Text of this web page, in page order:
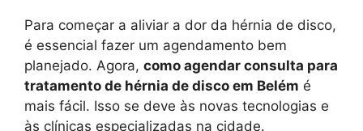
Para começar a aliviar a dor da hérnia de disco,
é essencial fazer um agendamento bem
planejado. Agora, como agendar consulta para
tratamento de hérnia de disco em Belém é
mais fácil. Isso se deve às novas tecnologias e
às clínicas especializadas na cidade.